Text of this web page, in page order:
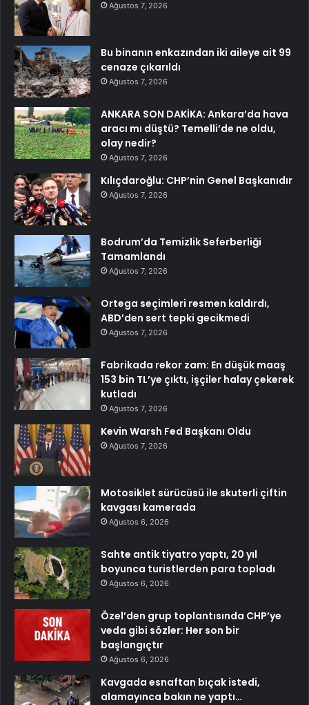
Ağustos 7, 2026
Bu binanın enkazından iki aileye ait 99
cenaze çıkarıldı
Ağustos 7, 2026
ANKARA SON DAKİKA: Ankara’da hava
aracı mı düştü? Temelli’de ne oldu,
olay nedir?
Ağustos 7, 2026
Kılıçdaroğlu: CHP’nin Genel Başkanıdır
Ağustos 7, 2026
Bodrum’da Temizlik Seferberliği
Tamamlandı
Ağustos 7, 2026
Ortega seçimleri resmen kaldırdı,
ABD’den sert tepki gecikmedi
Ağustos 7, 2026
Fabrikada rekor zam: En düşük maaş
153 bin TL’ye çıktı, işçiler halay çekerek
kutladı
Ağustos 7, 2026
Kevin Warsh Fed Başkanı Oldu
Ağustos 7, 2026
Motosiklet sürücüsü ile skuterli çiftin
kavgası kamerada
Ağustos 6, 2026
Sahte antik tiyatro yaptı, 20 yıl
boyunca turistlerden para topladı
Ağustos 6, 2026
Özel’den grup toplantısında CHP’ye
veda gibi sözler: Her son bir
başlangıçtır
Ağustos 6, 2026
Kavgada esnaftan bıçak istedi,
alamayınca bakın ne yaptı…